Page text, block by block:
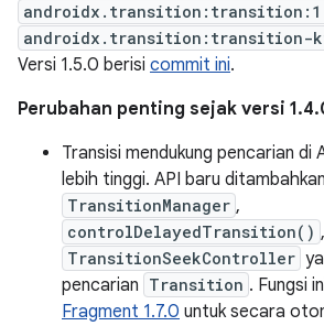
androidx.transition:transition-
Versi 1.5.0 berisi commit ini.
Perubahan penting sejak versi
Transisi mendukung pencarian di
lebih tinggi. API baru
TransitionManager ,
controlDelayedTransition()
TransitionSeekController
pencarian Transition . Fungsi
Fragment 1.7.0 untuk secara